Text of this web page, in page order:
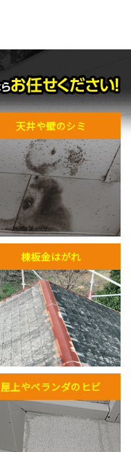
天井や壁のシミ
棟板金はがれ
屋上やベランダのヒビ